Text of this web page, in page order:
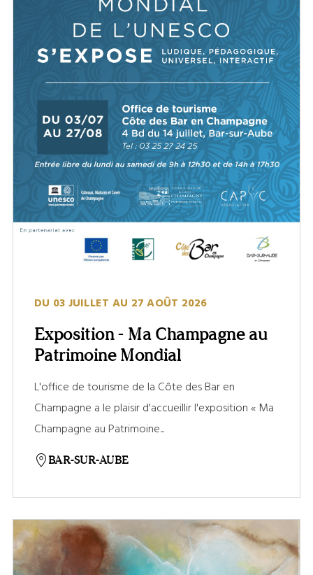
DU 03 JUILLET AU 27 AOÛT 2026
Exposition - Ma Champagne au
Patrimoine Mondial
L'office de tourisme de la Côte des Bar en
Champagne a le plaisir d'accueillir l'exposition « Ma
Champagne au Patrimoine...
BAR-SUR-AUBE